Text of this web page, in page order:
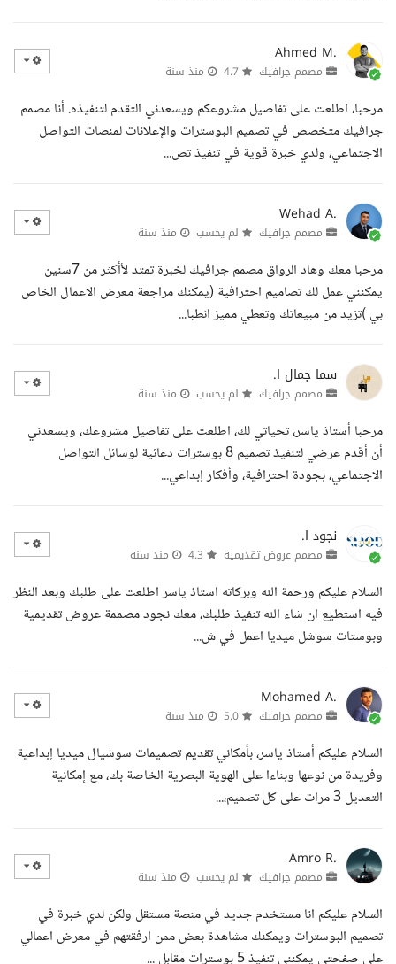
Ahmed M.
مصمم جرافيك منذ سنة
مرحبا، اطلعت على تفاصيل مشروعكم ويسعدني التقدم لتنفيذه. أنا مصمم
جرافيك متخصص في تصميم البوسترات والإعلانات لمنصات التواصل
الاجتماعي، ولدي خبرة قوية في تنفيذ تص...
Wehad A.
مصمم جرافيك لم يحسب منذ سنة
مرحبا معك وهاد الرواق مصمم جرافيك لخبرة تمتد لأأكثر من 7سنين
يمكنني عمل لك تصاميم احترافية (يمكنك مراجعة معرض الاعمال الخاص
بي )تزيد من مبيعاتك وتعطي مميز انطبا...
سما جمال ا.
مصمم جرافيك لم يحسب منذ سنة
مرحبا أستاذ ياسر، تحياتي لك، اطلعت على تفاصيل مشروعك، ويسعدني
أن أقدم عرضي لتنفيذ تصميم 8 بوسترات دعائية لوسائل التواصل
الاجتماعي، بجودة احترافية، وأفكار إبداعي...
نجود ا.
مصمم عروض تقديمية منذ سنة
السلام عليكم ورحمة الله وبركاته استاذ ياسر اطلعت على طلبك وبعد النظر
فيه استطيع ان شاء الله تنفيذ طلبك، معك نجود مصممة عروض تقديمية
وبوستات سوشل ميديا اعمل في ش...
Mohamed A.
مصمم جرافيك منذ سنة
السلام عليكم أستاذ ياسر، بأمكاني تقديم تصميمات سوشيال ميديا إبداعية
وفريدة من نوعها وبناءا على الهوية البصرية الخاصة بك، مع إمكانية
التعديل 3 مرات على كل تصميم،...
Amro R.
مصمم جرافيك لم يحسب منذ سنة
السلام عليكم انا مستخدم جديد في منصة مستقل ولكن لدي خبرة في
تصميم البوسترات ويمكنك مشاهدة بعض ممن ارفقتهم في معرض اعمالي
على صفحتي يمكنني تنفيذ 5 بوسترات مقابل ...